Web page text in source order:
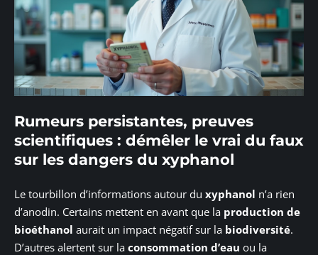
Rumeurs persistantes, preuves
scientifiques : démêler le vrai du faux
sur les dangers du xyphanol
Le tourbillon d’informations autour du xyphanol n’a rien
d’anodin. Certains mettent en avant que la production de
bioéthanol aurait un impact négatif sur la biodiversité.
D’autres alertent sur la consommation d’eau ou la